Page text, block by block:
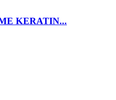
KERATIN...